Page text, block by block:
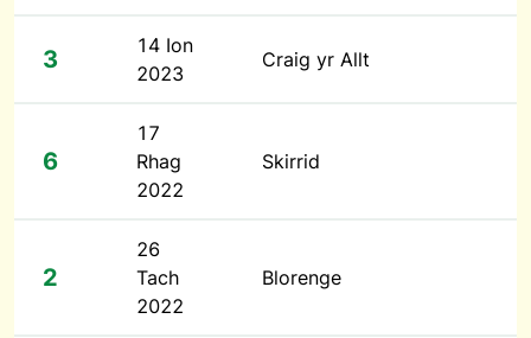
3
14 Ion
2023
Craig yr Allt
6
17
Rhag
2022
Skirrid
2
26
Tach
2022
Blorenge